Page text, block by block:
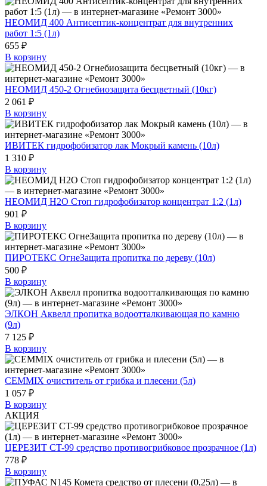
НЕОМИД 400 Антисептик-концентрат для внутренних
работ 1:5 (1л)
655 ₽
В корзину
НЕОМИД 450-2 Огнебиозащита бесцветный (10кг)
2 061 ₽
В корзину
ИВИТЕК гидрофобизатор лак Мокрый камень (10л)
1 310 ₽
В корзину
НЕОМИД H2O Стоп гидрофобизатор концентрат 1:2 (1л)
901 ₽
В корзину
ПИРОТЕКС ОгнеЗащита пропитка по дереву (10л)
500 ₽
В корзину
ЭЛКОН Аквелл пропитка водоотталкивающая по камню
(9л)
7 125 ₽
В корзину
CEMMIX очиститель от грибка и плесени (5л)
1 057 ₽
В корзину
АКЦИЯ
ЦЕРЕЗИТ CT-99 средство противогрибковое прозрачное (1л)
778 ₽
В корзину